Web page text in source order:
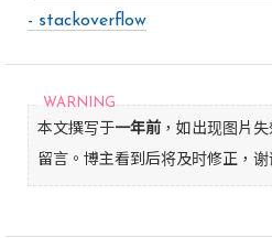
- stackoverflow
本文撰写于一年前 ，如出现图片
留言。博主看到后将及时修正，谢